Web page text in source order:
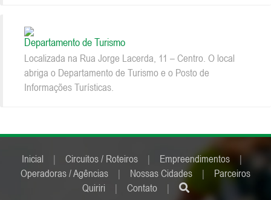
Departamento de Turismo
Localizada na Rua Jorge Lacerda, 11 – Centro. O local
abriga o Departamento de Turismo e o Posto de
Informações Turísticas.
Inicial | Circuitos / Roteiros | Empreendimentos
|
Operadoras / Agências
| Nossas Cidades |
Parceiros
Quiriri
| Contato |